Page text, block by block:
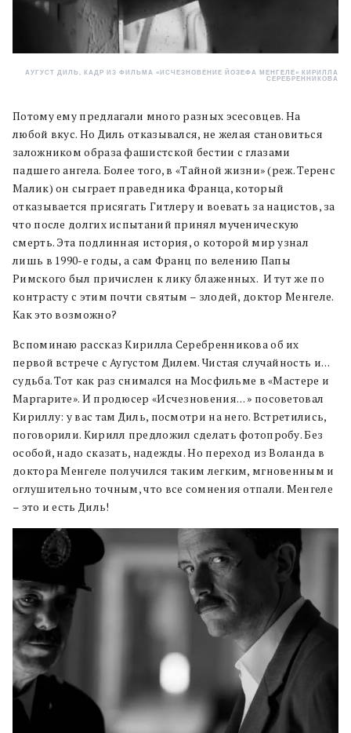
АУГУСТ ДИЛЬ, КАДР ИЗ ФИЛЬМА «ИСЧЕЗНОВЕНИЕ ЙОЗЕФА МЕНГЕЛЕ» КИРИЛЛА
СЕРЕБРЕННИКОВА
Потому ему предлагали много разных эсесовцев. На
любой вкус. Но Диль отказывался, не желая становиться
заложником образа фашистской бестии с глазами
падшего ангела. Более того, в «Тайной жизни» (реж. Теренс
Малик) он сыграет праведника Франца, который
отказывается присягать Гитлеру и воевать за нацистов, за
что после долгих испытаний принял мученическую
смерть. Эта подлинная история, о которой мир узнал
лишь в 1990-е годы, а сам Франц по велению Папы
Римского был причислен к лику блаженных. И тут же по
контрасту с этим почти святым – злодей, доктор Менгеле.
Как это возможно?
Вспоминаю рассказ Кирилла Серебренникова об их
первой встрече с Аугустом Дилем. Чистая случайность и…
судьба. Тот как раз снимался на Мосфильме в «Мастере и
Маргарите». И продюсер «Исчезновения… » посоветовал
Кириллу: у вас там Диль, посмотри на него. Встретились,
поговорили. Кирилл предложил сделать фотопробу. Без
особой, надо сказать, надежды. Но переход из Воланда в
доктора Менгеле получился таким легким, мгновенным и
оглушительно точным, что все сомнения отпали. Менгеле
– это и есть Диль!